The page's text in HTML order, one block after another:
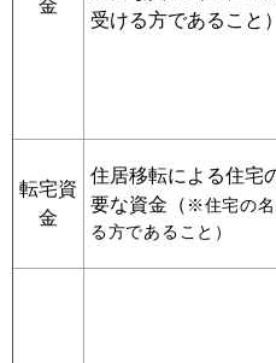
金
受ける方であること）
転宅資
金
住居移転による住宅
要な資金（ ※住宅の
る方であること）